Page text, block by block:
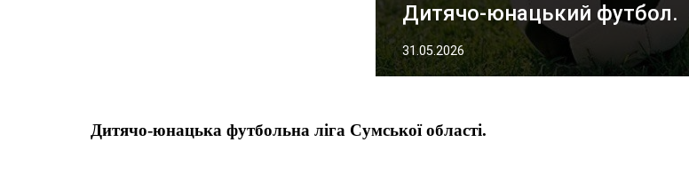
Дитячо-юнацький футбол.
31.05.2026
Дитячо-юнацька футбольна ліга Сумської області.